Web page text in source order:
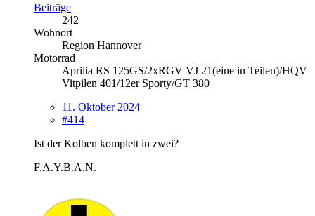
Beiträge
242
Wohnort
Region Hannover
Motorrad
Aprilia RS 125GS/2xRGV VJ 21(eine in Teilen)/HQV
Vitpilen 401/12er Sporty/GT 380
11. Oktober 2024
#414
Ist der Kolben komplett in zwei?
F.A.Y.B.A.N.